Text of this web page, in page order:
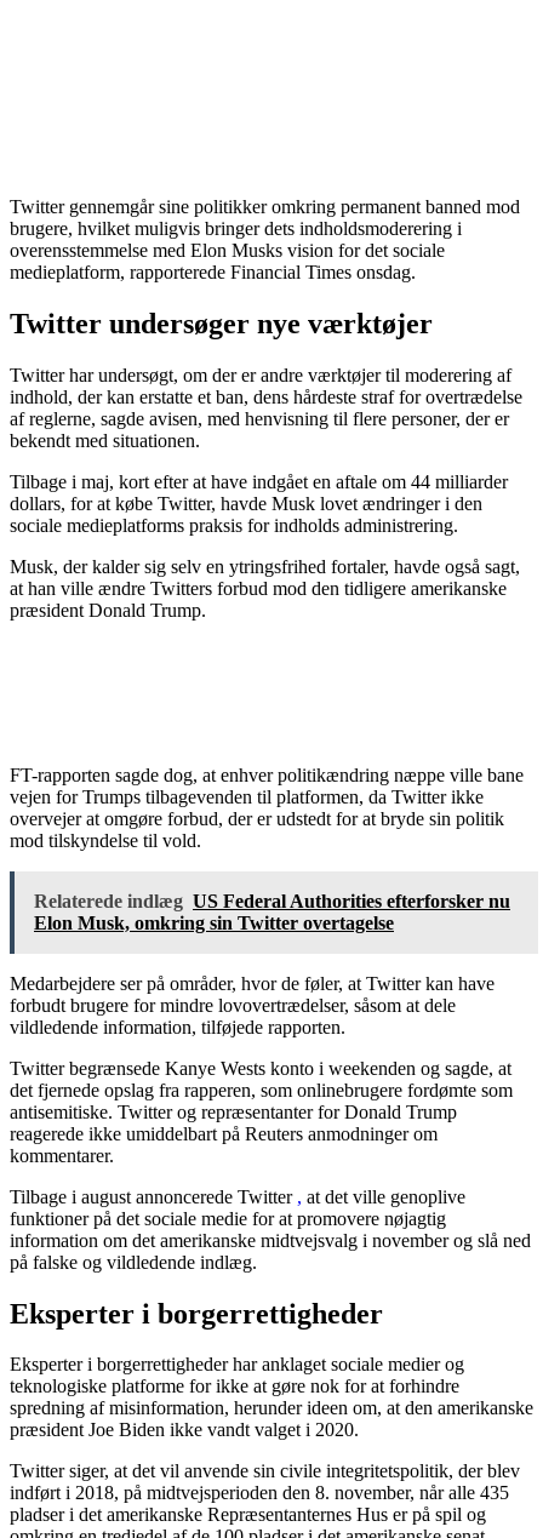
Twitter gennemgår sine politikker omkring permanent banned mod
brugere, hvilket muligvis bringer dets indholdsmoderering i
overensstemmelse med Elon Musks vision for det sociale
medieplatform, rapporterede Financial Times onsdag.
Twitter undersøger nye værktøjer
Twitterhar undersøgt, om der er andre værktøjer til moderering af
indhold, der kan erstatte et ban, dens hårdeste straf for overtrædelse
af reglerne, sagde avisen, med henvisning til flere personer, der er
bekendt med situationen.
Tilbage i maj, kort efter at have indgået en aftale om 44 milliarder
dollars, for at købe Twitter, havde Musk lovet ændringer i den
sociale medieplatforms praksis for indholds administrering.
Musk, der kalder sig selv en ytringsfrihed fortaler, havde også sagt,
at han ville ændre Twitters forbud mod den tidligere amerikanske
præsident Donald Trump.
FT-rapporten sagde dog, at enhver politikændring næppe ville bane
vejen for Trumps tilbagevenden til platformen, da Twitter ikke
overvejer at omgøre forbud, der er udstedt for at bryde sin politik
mod tilskyndelse til vold.
Relaterede indlæg US Federal Authorities efterforsker nu
Elon Musk, omkring sin Twitter overtagelse
Medarbejdere ser på områder, hvor de føler, at Twitter kan have
forbudt brugere for mindre lovovertrædelser, såsom at dele
vildledende information, tilføjede rapporten.
Twitter begrænsede Kanye Wests konto i weekenden og sagde, at
det fjernede opslag fra rapperen, som onlinebrugere fordømte som
antisemitiske. Twitter og repræsentanter for Donald Trump
reagerede ikke umiddelbart på Reuters anmodninger om
kommentarer.
Tilbage i august annoncerede Twitter , at det ville genoplive
funktioner på det sociale medie for at promovere nøjagtig
information om det amerikanske midtvejsvalg i november og slå ned
på falske og vildledende indlæg.
Eksperter i borgerrettigheder
Eksperter i borgerrettigheder har anklaget sociale medier og
teknologiske platforme for ikke at gøre nok for at forhindre
spredning af misinformation, herunder ideen om, at den amerikanske
præsident Joe Biden ikke vandt valget i 2020.
Twitter siger, at det vil anvende sin civile integritetspolitik, der blev
indført i 2018, på midtvejsperioden den 8. november, når alle 435
pladser i det amerikanske Repræsentanternes Hus er på spil og